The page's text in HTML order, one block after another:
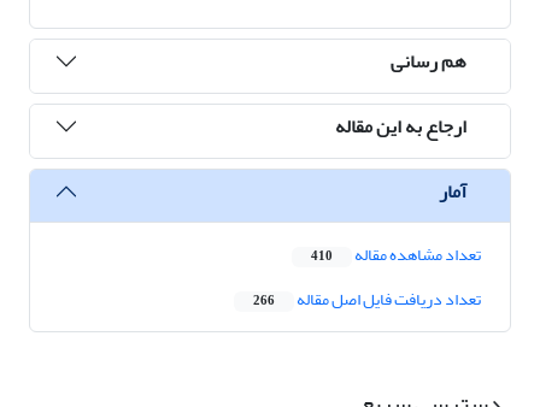
هم رسانی
ارجاع به این مقاله
آمار
تعداد مشاهده مقاله 410
تعداد دریافت فایل اصل مقاله 266